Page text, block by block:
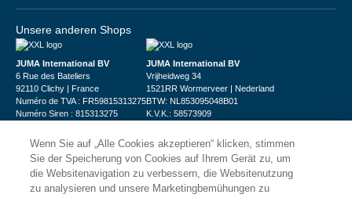
Unsere anderen Shops
JUMA International BV
6 Rue des Bateliers
92110 Clichy | France
Numéro de TVA : FR59815313275
Numéro Siren : 815313275
JUMA International BV
Vrijheidweg 34
1521RR Wormerveer | Nederland
BTW: NL853095048B01
K.V.K.: 58573909
Wenn Sie auf „Alle Cookies akzeptieren“ klicken, stimmen
Sie der Speicherung von Cookies auf Ihrem Gerät zu, um
die Websitenavigation zu verbessern, die Websitenutzung
zu analysieren und unsere Marketingbemühungen zu